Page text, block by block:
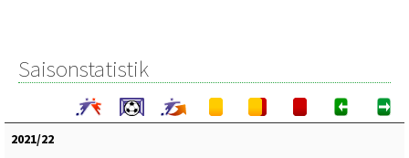
Saisonstatistik
2021/22